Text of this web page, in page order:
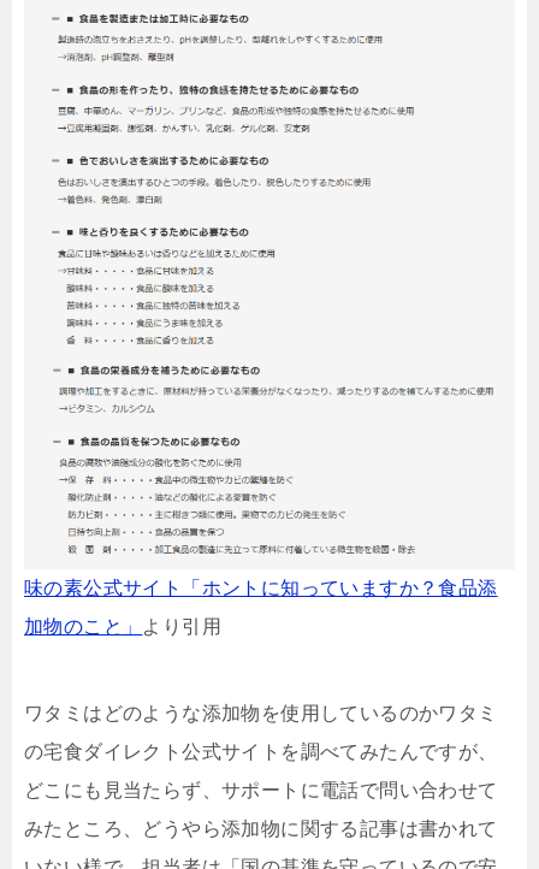
味の素公式サイト「ホントに知っていますか？食品添
加物のこと」 より引用
ワタミはどのような添加物を使用しているのかワタミ
の宅食ダイレクト公式サイトを調べてみたんですが、
どこにも見当たらず、サポートに電話で問い合わせて
みたところ、どうやら添加物に関する記事は書かれて